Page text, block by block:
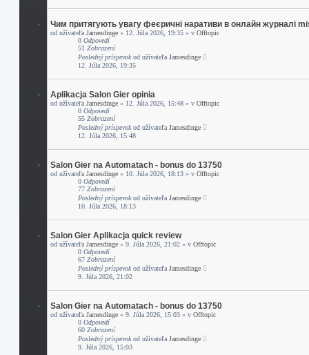
Чим притягують увагу феєричні наративи в онлайн журналі
od užívateľa Jamesdinge » 12. Júla 2026, 19:35 » v Offtopic
0 Odpovedí
51 Zobrazení
Posledný príspevokod užívateľa Jamesdinge
12. Júla 2026, 19:35
Aplikacja Salon Gier opinia
od užívateľa Jamesdinge » 12. Júla 2026, 15:48 » v Offtopic
0 Odpovedí
55 Zobrazení
Posledný príspevokod užívateľa Jamesdinge
12. Júla 2026, 15:48
Salon Gier na Automatach - bonus do 13750
od užívateľa Jamesdinge » 10. Júla 2026, 18:13 » v Offtopic
0 Odpovedí
77 Zobrazení
Posledný príspevokod užívateľa Jamesdinge
10. Júla 2026, 18:13
Salon Gier Aplikacja quick review
od užívateľa Jamesdinge » 9. Júla 2026, 21:02 » v Offtopic
0 Odpovedí
67 Zobrazení
Posledný príspevokod užívateľa Jamesdinge
9. Júla 2026, 21:02
Salon Gier na Automatach - bonus do 13750
od užívateľa Jamesdinge » 9. Júla 2026, 15:03 » v Offtopic
0 Odpovedí
60 Zobrazení
Posledný príspevokod užívateľa Jamesdinge
9. Júla 2026, 15:03